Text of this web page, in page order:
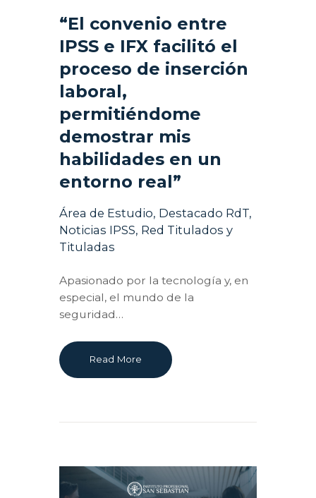
“El convenio entre
IPSS e IFX facilitó el
proceso de inserción
laboral,
permitiéndome
demostrar mis
habilidades en un
entorno real”
Área de Estudio, Destacado RdT,
Noticias IPSS, Red Titulados y
Tituladas
Apasionado por la tecnología y, en
especial, el mundo de la
seguridad…
Read More